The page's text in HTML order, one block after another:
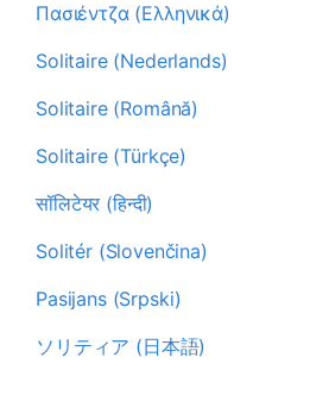
Πασιέντζα (Ελληνικά)
Solitaire (Nederlands)
Solitaire (Română)
Solitaire (Türkçe)
सॉलिटेयर (हिन्दी)
Solitér (Slovenčina)
Pasijans (Srpski)
ソリティア (日本語)